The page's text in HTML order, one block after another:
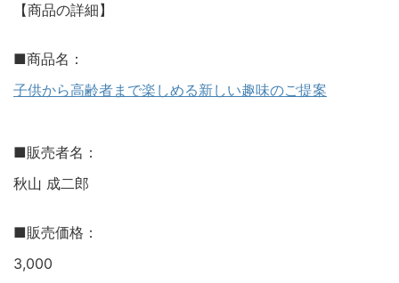
【商品の詳細】
■商品名：
子供から高齢者まで楽しめる新しい趣味のご提案
■販売者名：
秋山 成二郎
■販売価格：
3,000